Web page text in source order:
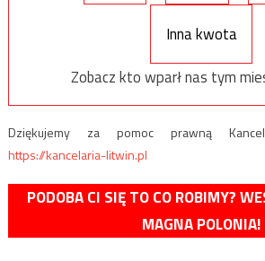
Inna kwota
Zobacz kto wparł nas tym
Dziękujemy za pomoc prawną
https://kancelaria-litwin.pl
PODOBA CI SIĘ TO CO ROBIMY?
MAGNA POLONIA!